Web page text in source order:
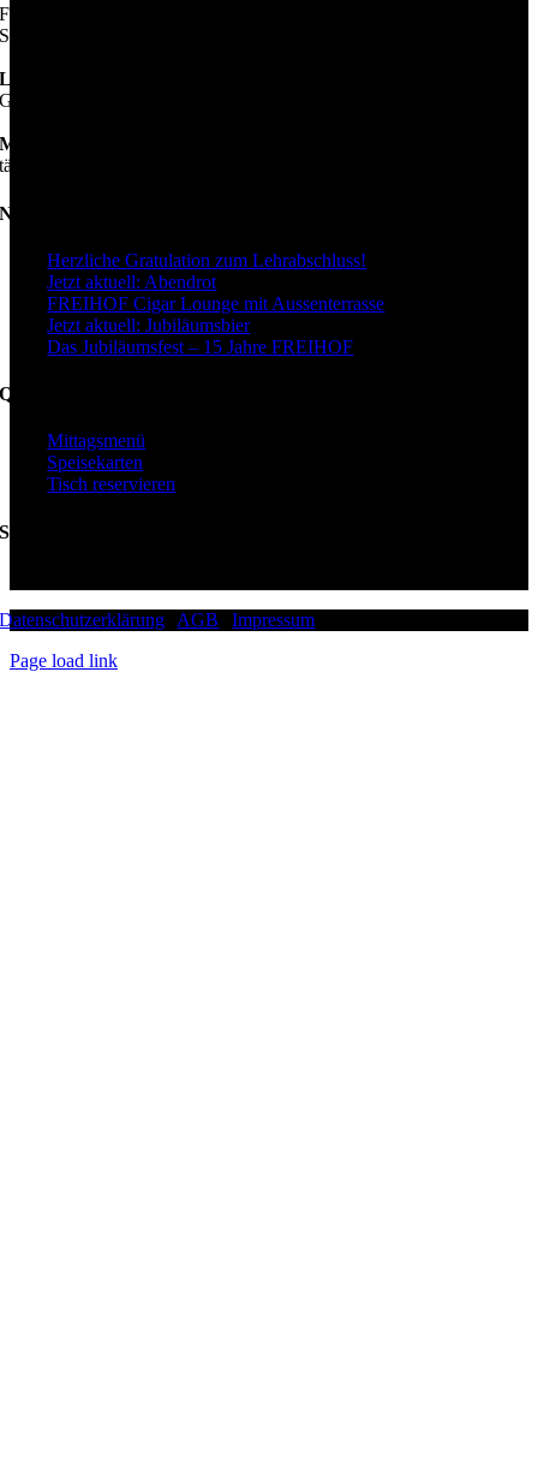
Fr–Sa: 16.00–01.00 Uhr
So / Feiertage: 12.00–22.00 Uhr
Lädeli
Gleiche Öffnungszeiten wie die Hofstube
Minigolf
täglich von 09.00–22.00 Uhr geöffnet
Neuigkeiten
Herzliche Gratulation zum Lehrabschluss!
Jetzt aktuell: Abendrot
FREIHOF Cigar Lounge mit Aussenterrasse
Jetzt aktuell: Jubiläumsbier
Das Jubiläumsfest – 15 Jahre FREIHOF
Quicklinks
Mittagsmenü
Speisekarten
Tisch reservieren
Swiss Location Award
Datenschutzerklärung AGB |Impressum
Page load link